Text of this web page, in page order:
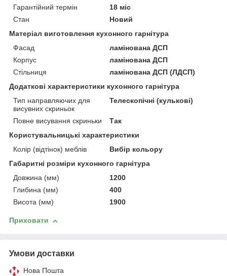
Гарантійний термін
18 міс
Стан
Новий
Матеріал виготовлення кухонного гарнітура
Фасад
ламінована ДСП
Корпус
ламінована ДСП
Стільниця
ламінована ДСП (ЛДСП)
Додаткові характеристики кухонного гарнітура
Тип направляючих для
висувних скриньок
Телескопічні (кулькові)
Повне висування скриньки
Так
Користувальницькі характеристики
Колір (відтінок) меблів
Вибір кольору
Габаритні розміри кухонного гарнітура
Довжина (мм)
1200
Глибина (мм)
400
Висота (мм)
1900
Приховати
Умови доставки
Нова Пошта